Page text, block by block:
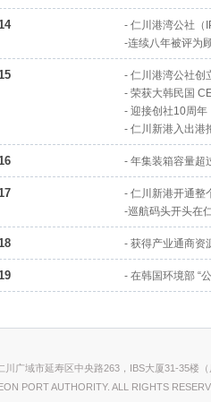
- 仁川港湾公社（
-连续八年被评为
- 仁川港湾公社创
- 荣获大韩民国
- 迎接创社10周年
- 仁川新港入出港
- 年集装箱容量超
- 仁川新港开通整
-巡航码头开头在
- 获得产业通商资
- 在韩国环境部 “
川广域市延寿区中央路263，IBS大厦31-35楼（
PORT AUTHORITY. ALL RIGHTS